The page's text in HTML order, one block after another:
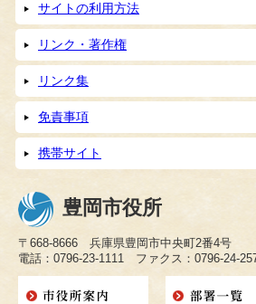
サイトの利用方法
リンク・著作権
リンク集
免責事項
携帯サイト
豊岡市役所
〒668-8666 兵庫県豊岡市中央町2番4号
電話：0796-23-1111 ファクス：0796-24-